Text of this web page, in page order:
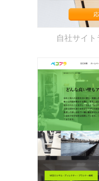
自社サイ